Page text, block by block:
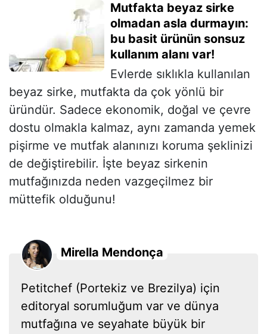
Mutfakta beyaz sirke
olmadan asla durmayın:
bu basit ürünün sonsuz
kullanım alanı var!
Evlerde sıklıkla kullanılan
beyaz sirke, mutfakta da çok yönlü bir
üründür. Sadece ekonomik, doğal ve çevre
dostu olmakla kalmaz, aynı zamanda yemek
pişirme ve mutfak alanınızı koruma şeklinizi
de değiştirebilir. İşte beyaz sirkenin
mutfağınızda neden vazgeçilmez bir
müttefik olduğunu!
Mirella Mendonça
Petitchef (Portekiz ve Brezilya) için
editoryal sorumluğum var ve dünya
mutfağına ve seyahate büyük bir